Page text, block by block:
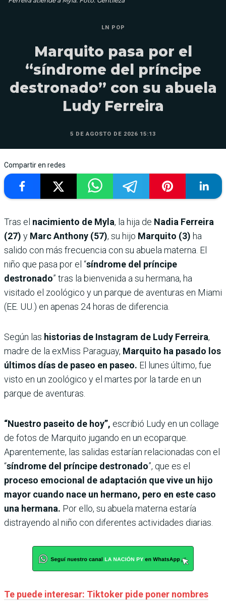
LN POP
Marquito pasa por el
“síndrome del príncipe
destronado” con su abuela
Ludy Ferreira
5 DE AGOSTO DE 2026 15:13
Compartir en redes
Tras el nacimiento de Myla, la hija de Nadia Ferreira
(27) y Marc Anthony (57), su hijo Marquito (3) ha
salido con más frecuencia con su abuela materna. El
niño que pasa por el “síndrome del príncipe
destronado” tras la bienvenida a su hermana, ha
visitado el zoológico y un parque de aventuras en Miami
(EE. UU.) en apenas 24 horas de diferencia.
Según las historias de Instagram de Ludy Ferreira,
madre de la exMiss Paraguay, Marquito ha pasado los
últimos días de paseo en paseo. El lunes último, fue
visto en un zoológico y el martes por la tarde en un
parque de aventuras.
“Nuestro paseito de hoy”, escribió Ludy en un collage
de fotos de Marquito jugando en un ecoparque.
Aparentemente, las salidas estarían relacionadas con el
“síndrome del príncipe destronado”, que es el
proceso emocional de adaptación que vive un hijo
mayor cuando nace un hermano, pero en este caso
una hermana. Por ello, su abuela materna estaría
distrayendo al niño con diferentes actividades diarias.
Te puede interesar: Tiktoker pide poner nombres